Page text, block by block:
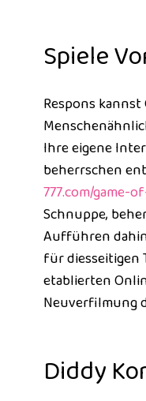
Spiele
Respons
Ihre eigene
beherrschen
777.com/game-
Schnuppe,
Aufführen
für diesseitigen
etablierten
Neuverfilmung
Diddy